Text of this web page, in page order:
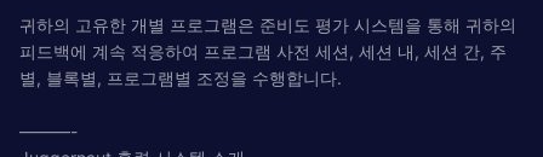
귀하의 고유한 개별 프로그램은 준비도 평가 시스템을 통해 귀하의
피드백에 계속 적응하여 프로그램 사전 세션, 세션 내, 세션 간, 주
별, 블록별, 프로그램별 조정을 수행합니다.
———-